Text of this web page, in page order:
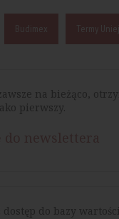
Budimex Termy
na bieżąco,
pierwszy.
dostęp do bazy